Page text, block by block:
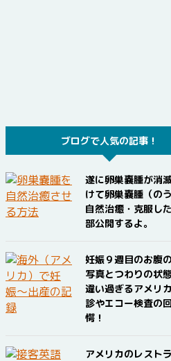
ブログで人気の記事！
遂に卵巣嚢腫が消
けて卵巣嚢腫（の
自然治癒・克服し
部公開するよ。
妊娠９週目のお腹
写真とつわりの状
違い過ぎるアメリ
診やエコー検査の
愕！
アメリカのレスト